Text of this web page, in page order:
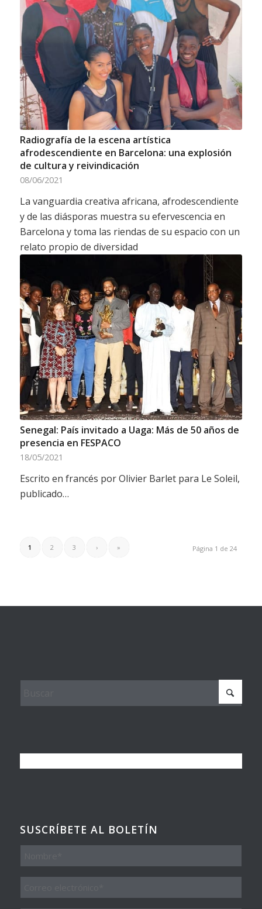
Radiografía de la escena artística
afrodescendiente en Barcelona: una explosión
de cultura y reivindicación
08/06/2021
La vanguardia creativa africana, afrodescendiente
y de las diásporas muestra su efervescencia en
Barcelona y toma las riendas de su espacio con un
relato propio de diversidad
Senegal: País invitado a Uaga: Más de 50 años de
presencia en FESPACO
18/05/2021
Escrito en francés por Olivier Barlet para Le Soleil,
publicado…
Página 1 de 24
1 2 3 › »
SUSCRÍBETE AL BOLETÍN